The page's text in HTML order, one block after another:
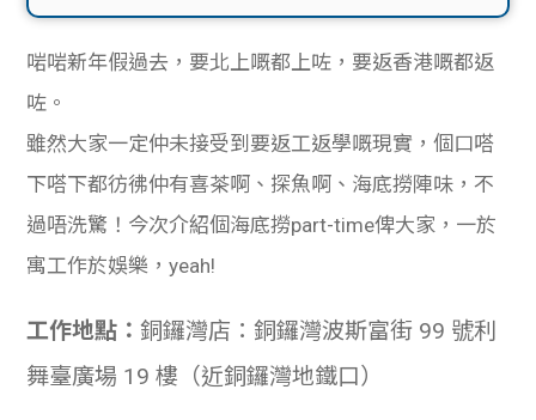
款
貸款
計數
機
貸款
han
ge
Gui
de
de
啱啱新年假過去，要北上嘅都上咗，要返香港嘅都返
咗。
雖然大家一定仲未接受到要返工返學嘅現實，個口嗒
下嗒下都彷彿仲有喜茶啊、探魚啊、海底撈陣味，不
過唔洗驚！今次介紹個海底撈part-time俾大家，一於
寓工作於娛樂，yeah!
工作地點：銅鑼灣店：銅鑼灣波斯富街 99 號利
舞臺廣場 19 樓（近銅鑼灣地鐵口）